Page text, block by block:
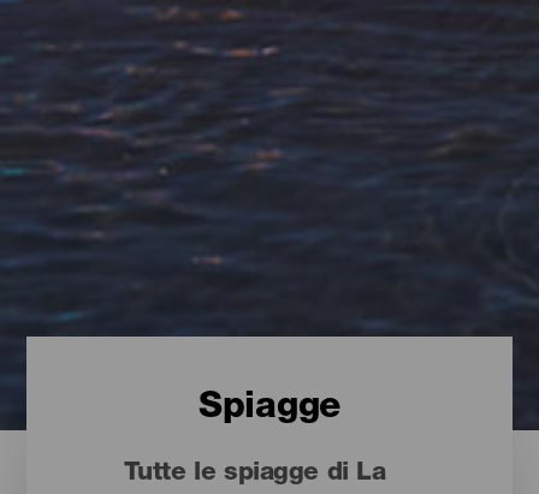
Spiagge
Tutte le spiagge di La